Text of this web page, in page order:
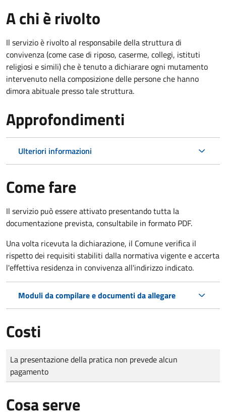
A chi è rivolto
Il servizio è rivolto al responsabile della struttura di
convivenza (come case di riposo, caserme, collegi, istituti
religiosi e simili) che è tenuto a dichiarare ogni mutamento
intervenuto nella composizione delle persone che hanno
dimora abituale presso tale struttura.
Approfondimenti
Ulteriori informazioni
Come fare
Il servizio può essere attivato presentando tutta la
documentazione prevista, consultabile in formato PDF.
Una volta ricevuta la dichiarazione, il Comune verifica il
rispetto dei requisiti stabiliti dalla normativa vigente e accerta
l'effettiva residenza in convivenza all'indirizzo indicato.
Moduli da compilare e documenti da allegare
Costi
Tipo di pagamento
Importo
La presentazione della pratica non prevede alcun
pagamento
Cosa serve